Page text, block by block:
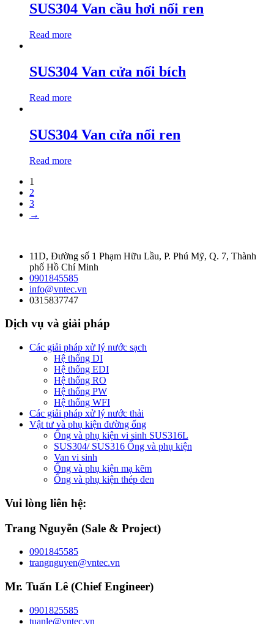
SUS304 Van cầu hơi nối ren
Read more
SUS304 Van cửa nối bích
Read more
SUS304 Van cửa nối ren
Read more
1
2
3
→
11D, Đường số 1 Phạm Hữu Lầu, P. Phú Mỹ, Q. 7, Thành
phố Hồ Chí Minh
0901845585
info@vntec.vn
0315837747
Dịch vụ và giải pháp
Các giải pháp xử lý nước sạch
Hệ thống DI
Hệ thống EDI
Hệ thống RO
Hệ thống PW
Hệ thống WFI
Các giải pháp xử lý nước thải
Vật tư và phụ kiện đường ống
Ống và phụ kiện vi sinh SUS316L
SUS304/ SUS316 Ống và phụ kiện
Van vi sinh
Ống và phụ kiện mạ kẽm
Ống và phụ kiện thép đen
Vui lòng liên hệ:
Trang Nguyễn (Sale & Project)
0901845585
trangnguyen@vntec.vn
Mr. Tuấn Lê (Chief Engineer)
0901825585
tuanle@vntec.vn